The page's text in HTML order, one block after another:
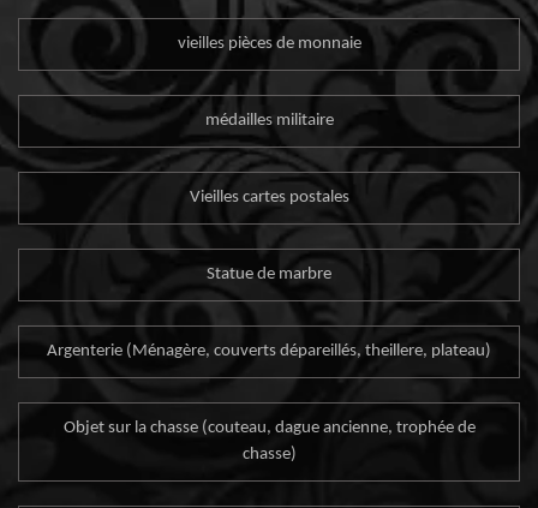
vieilles pièces de monnaie
médailles militaire
Vieilles cartes postales
Statue de marbre
Argenterie (Ménagère, couverts dépareillés, theillere, plateau)
Objet sur la chasse (couteau, dague ancienne, trophée de
chasse)